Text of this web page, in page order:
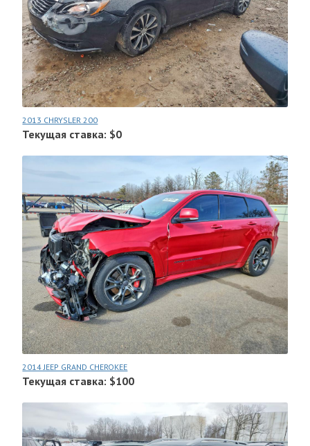
2013 CHRYSLER 200
Текущая ставка: $0
2014 JEEP GRAND CHEROKEE
Текущая ставка: $100